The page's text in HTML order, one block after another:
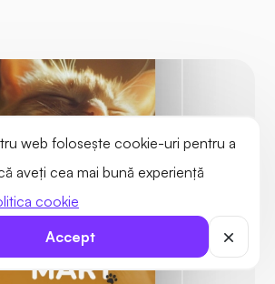
web folosește cookie-uri pentru a
aveți cea mai bună experiență
cookie
Accept